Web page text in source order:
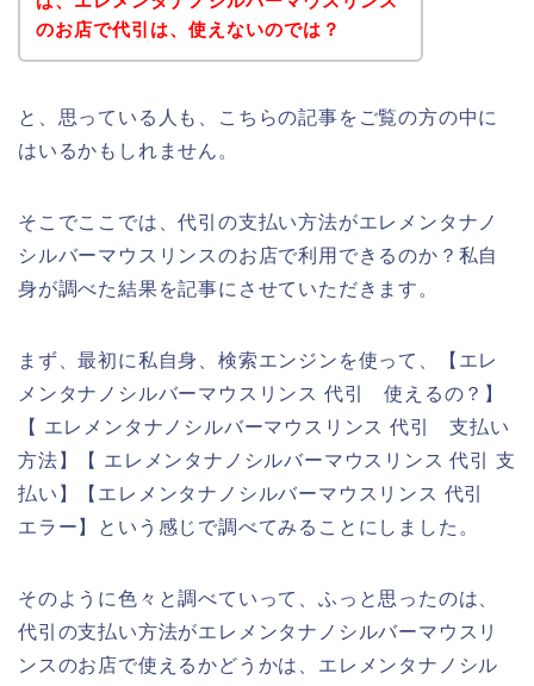
のお店で代引は、使えないのでは？
と、思っている人も、こちらの記事をご覧の方の中に
はいるかもしれません。
そこでここでは、代引の支払い方法がエレメンタナノ
シルバーマウスリンスのお店で利用できるのか？私自
身が調べた結果を記事にさせていただきます。
まず、最初に私自身、検索エンジンを使って、【エレ
メンタナノシルバーマウスリンス 代引 使えるの？】
【 エレメンタナノシルバーマウスリンス 代引 支払い
方法】【 エレメンタナノシルバーマウスリンス 代引 支
払い】【エレメンタナノシルバーマウスリンス 代引
エラー】という感じで調べてみることにしました。
そのように色々と調べていって、ふっと思ったのは、
代引の支払い方法がエレメンタナノシルバーマウスリ
ンスのお店で使えるかどうかは、エレメンタナノシル